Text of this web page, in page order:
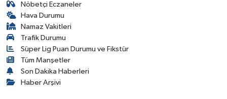
Nöbetçi Eczaneler
Hava Durumu
Namaz Vakitleri
Trafik Durumu
Süper Lig Puan Durumu ve Fikstür
Tüm Manşetler
Son Dakika Haberleri
Haber Arşivi